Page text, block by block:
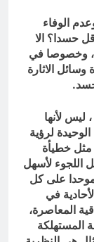
الوفاء
حسدا؟ الا
وخصوصا في
الاثارة
.
لأنها
لرؤية
مثل خطيأة
اللجوء لأسهل
على كل
في
المعاصرة،
المستهلكة